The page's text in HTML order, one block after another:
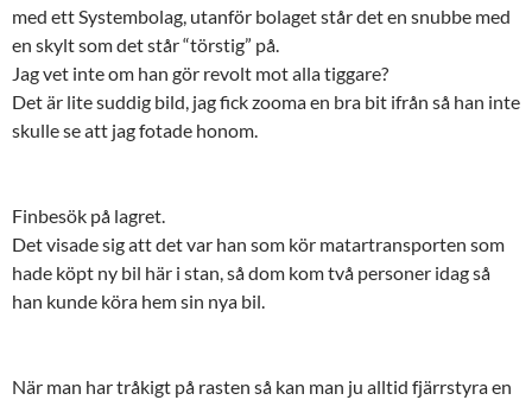
med ett Systembolag, utanför bolaget står det en snubbe med
en skylt som det står “törstig” på.
Jag vet inte om han gör revolt mot alla tiggare?
Det är lite suddig bild, jag fick zooma en bra bit ifrån så han inte
skulle se att jag fotade honom.
Finbesök på lagret.
Det visade sig att det var han som kör matartransporten som
hade köpt ny bil här i stan, så dom kom två personer idag så
han kunde köra hem sin nya bil.
När man har tråkigt på rasten så kan man ju alltid fjärrstyra en